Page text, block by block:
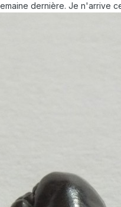
dernière. Je n'arrive